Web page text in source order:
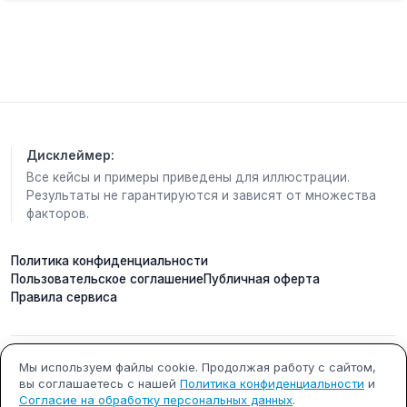
Дисклеймер:
Все кейсы и примеры приведены для иллюстрации.
Результаты не гарантируются и зависят от множества
факторов.
Политика конфиденциальности
Пользовательское соглашениеПубличная оферта
Правила сервиса
ИП Кобилинский Артем
Сергеевич
ИНН 615490002327
Мы используем файлы cookie. Продолжая работу с сайтом,
вы соглашаетесь с нашей Политика конфиденциальности и
Согласие на обработку персональных данных.